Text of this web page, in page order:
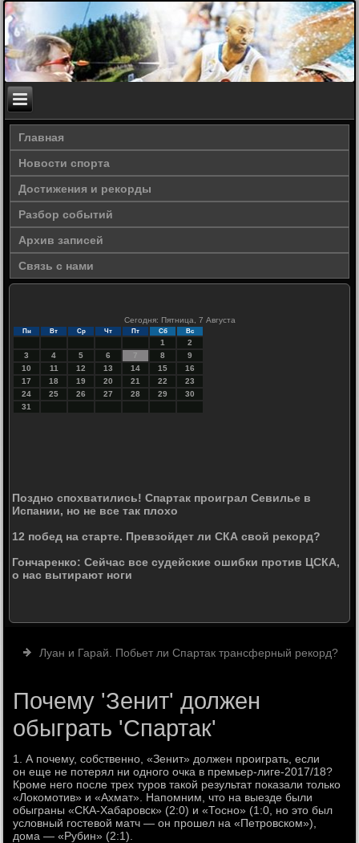
Главная
Новости спорта
Достижения и рекорды
Разбор событий
Архив записей
Связь с нами
Сегодня: Пятница, 7 Августа
Пн Вт Ср Чт Пт Сб Вс
1
2
3
4 5 6 7 8
9
10
11 12 13 14 15
16
17
18 19 20 21 22
23
24
25 26 27 28 29
30
31
Поздно спохватились! Спартак проиграл Севилье в
Испании, но не все так плохо
12 побед на старте. Превзойдет ли СКА свой рекорд?
Гончаренко: Сейчас все судейские ошибки против ЦСКА,
о нас вытирают ноги
Луан и Гарай. Побьет ли Спартак трансферный рекорд?
Почему 'Зенит' должен
обыграть 'Спартак'
1. А почему, собственно, «Зенит» должен проиграть, если
он еще не потерял ни одного очка в премьер-лиге-2017/18?
Кроме него после трех туров такой результат показали только
«Локомотив» и «Ахмат». Напомним, что на выезде были
обыграны «СКА-Хабаровск» (2:0) и «Тосно» (1:0, но это был
условный гостевой матч — он прошел на «Петровском»),
дома — «Рубин» (2:1).